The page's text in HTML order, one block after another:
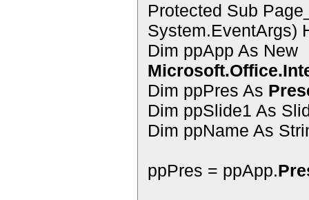
Protected Sub
System.EventArgs)
Dim ppApp As New
Dim ppPres As
Dim ppSlide1 As
Dim ppName As
ppPres = ppApp.